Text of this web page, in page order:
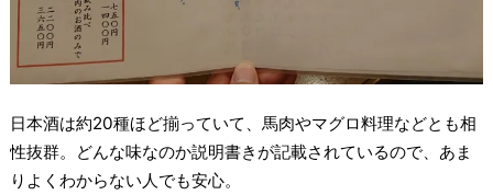
日本酒は約20種ほど揃っていて、馬肉やマグロ料理などとも相
性抜群。どんな味なのか説明書きが記載されているので、あま
りよくわからない人でも安心。